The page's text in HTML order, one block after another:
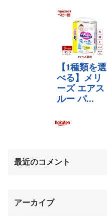
最近のコメント
アーカイブ